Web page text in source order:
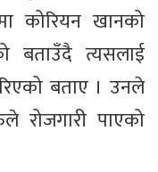
कोरियन खानको
बताउँदै त्यसलाई
बताए । उनले
रोजगारी पाएको